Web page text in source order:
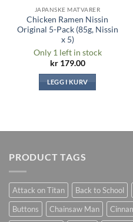
JAPANSKE MATVARER
Chicken Ramen Nissin
Original 5-Pack (85g, Nissin
x 5)
Only 1 left in stock
kr179.00
LEGG I KURV
PRODUCT TAGS
Attack on Titan Back to School
Buttons
Chainsaw Man